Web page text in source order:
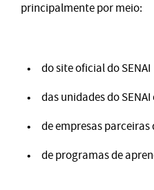
principalmente por meio:
do site oficial do SENAI
das unidades do
de empresas
de programas de